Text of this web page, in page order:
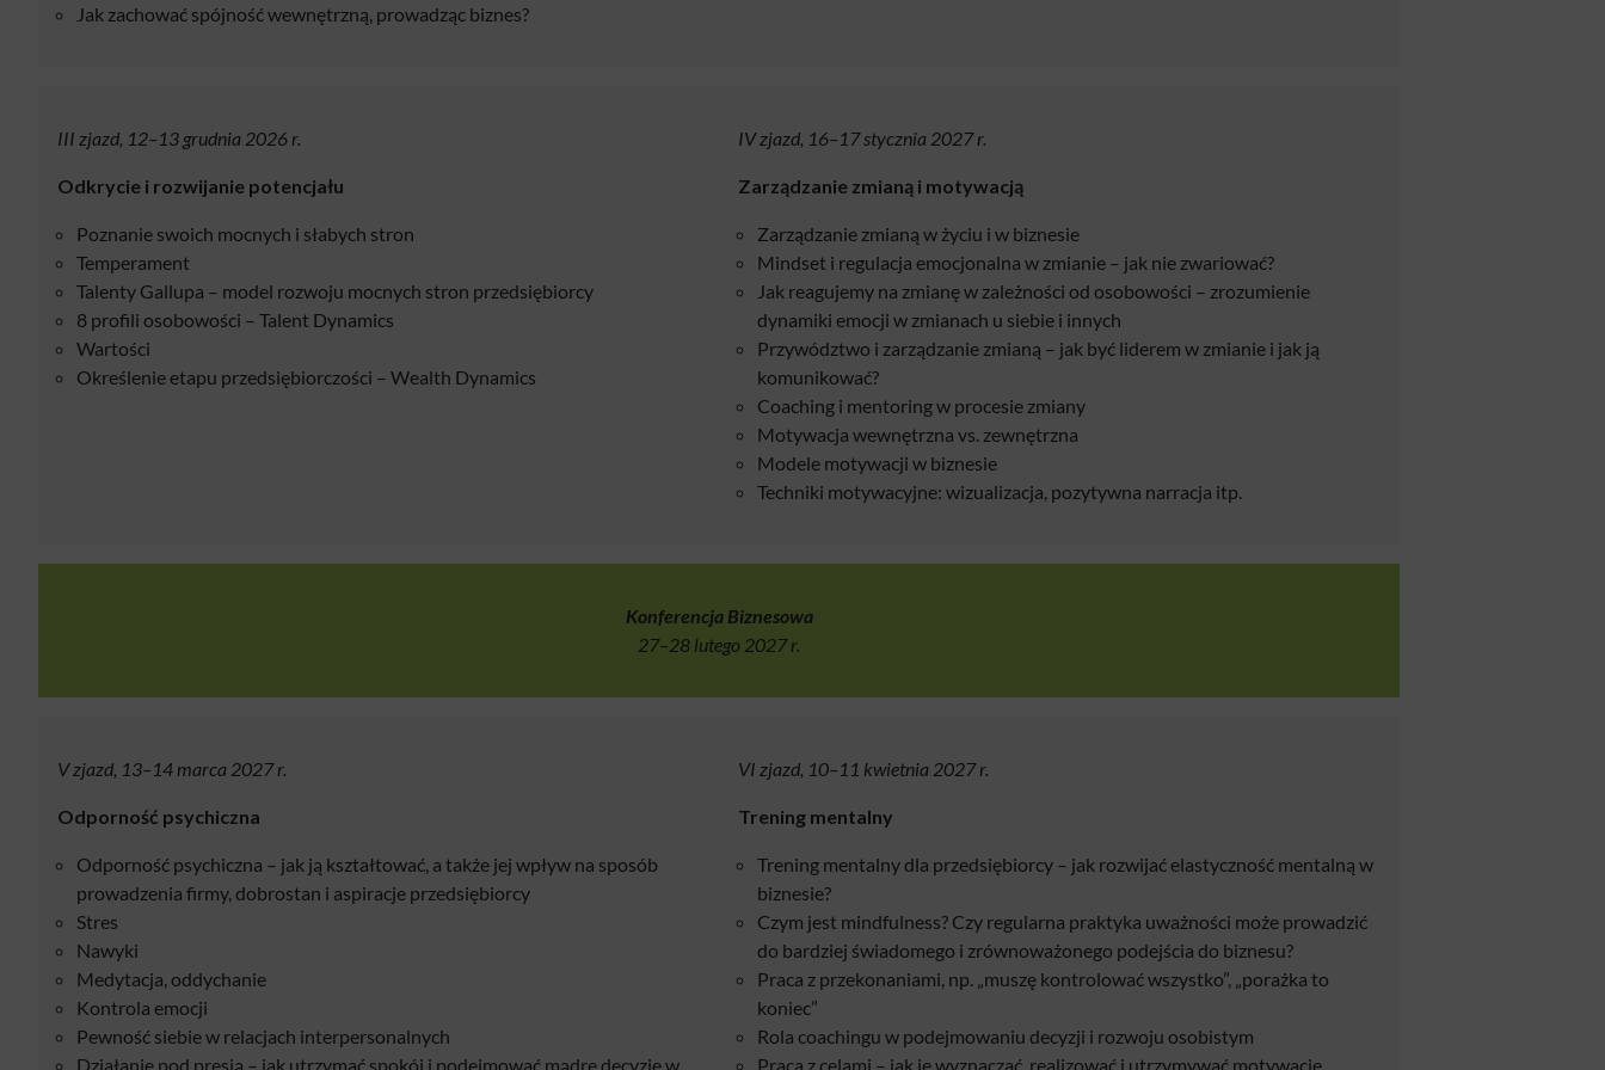
Jak zachować spójność wewnętrzną, prowadząc biznes?
III zjazd, 12–13 grudnia 2026 r.
Odkrycie i rozwijanie potencjału
Poznanie swoich mocnych i słabych stron
Temperament
Talenty Gallupa – model rozwoju mocnych stron przedsiębiorcy
8 profili osobowości – Talent Dynamics
Wartości
Określenie etapu przedsiębiorczości – Wealth Dynamics
IV zjazd, 16–17 stycznia 2027 r.
Zarządzanie zmianą i motywacją
Zarządzanie zmianą w życiu i w biznesie
Mindset i regulacja emocjonalna w zmianie – jak nie zwariować?
Jak reagujemy na zmianę w zależności od osobowości – zrozumienie
dynamiki emocji w zmianach u siebie i innych
Przywództwo i zarządzanie zmianą – jak być liderem w zmianie i jak ją
komunikować?
Coaching i mentoring w procesie zmiany
Motywacja wewnętrzna vs. zewnętrzna
Modele motywacji w biznesie
Techniki motywacyjne: wizualizacja, pozytywna narracja itp.
Konferencja Biznesowa
27–28 lutego 2027 r.
V zjazd, 13–14 marca 2027 r.
Odporność psychiczna
Odporność psychiczna – jak ją kształtować, a także jej wpływ na sposób
prowadzenia firmy, dobrostan i aspiracje przedsiębiorcy
Stres
Nawyki
Medytacja, oddychanie
Kontrola emocji
Pewność siebie w relacjach interpersonalnych
Działanie pod presją – jak utrzymać spokój i podejmować mądre decyzje w
VI zjazd, 10–11 kwietnia 2027 r.
Trening mentalny
Trening mentalny dla przedsiębiorcy – jak rozwijać elastyczność mentalną w
biznesie?
Czym jest mindfulness? Czy regularna praktyka uważności może prowadzić
do bardziej świadomego i zrównoważonego podejścia do biznesu?
Praca z przekonaniami, np. „muszę kontrolować wszystko”, „porażka to
koniec”
Rola coachingu w podejmowaniu decyzji i rozwoju osobistym
Praca z celami – jak je wyznaczać, realizować i utrzymywać motywację